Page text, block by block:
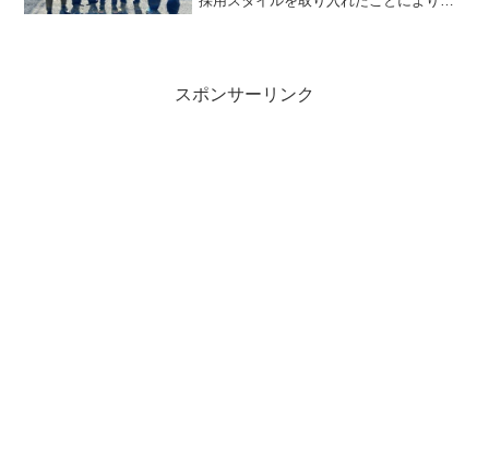
スポンサーリンク